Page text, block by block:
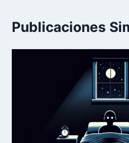
Publicaciones